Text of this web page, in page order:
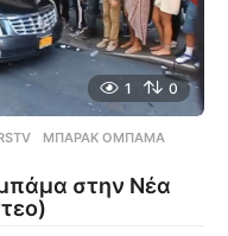
1 0
,ΜΠΑΡΆΚ ΟΜΠΆΜΑ
στην Νέα